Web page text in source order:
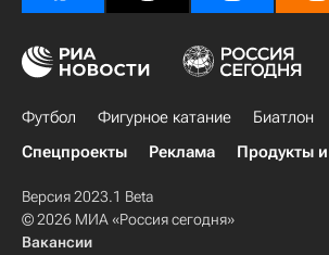
Футбол Фигурное катание Биатлон
Спецпроекты
Реклама Продукты
Версия 2023.1 Beta
© 2026 МИА «Россия сегодня»
Вакансии